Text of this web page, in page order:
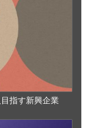
指す新興企業